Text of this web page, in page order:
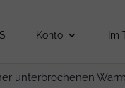
Konto Im
unterbrochenen